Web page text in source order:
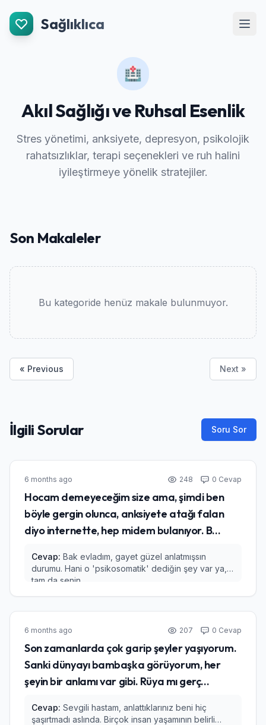
İçeriğe Git
Sağlıklıca
🏥
Akıl Sağlığı ve Ruhsal Esenlik
Stres yönetimi, anksiyete, depresyon, psikolojik
rahatsızlıklar, terapi seçenekleri ve ruh halini
iyileştirmeye yönelik stratejiler.
Son Makaleler
Bu kategoride henüz makale bulunmuyor.
« Previous Next »
İlgili Sorular Soru Sor
6 months ago 248 0 Cevap
Hocam demeyeceğim size ama, şimdi ben
böyle gergin olunca, anksiyete atağı falan
diyo internette, hep midem bulanıyor. B...
Cevap: Bak evladım, gayet güzel anlatmışsın
durumu. Hani o 'psikosomatik' dediğin şey var ya,
tam da senin...
6 months ago 207 0 Cevap
Son zamanlarda çok garip şeyler yaşıyorum.
Sanki dünyayı bambaşka görüyorum, her
şeyin bir anlamı var gibi. Rüya mı gerç...
Cevap: Sevgili hastam, anlattıklarınız beni hiç
şaşırtmadı aslında. Birçok insan yaşamının belirli